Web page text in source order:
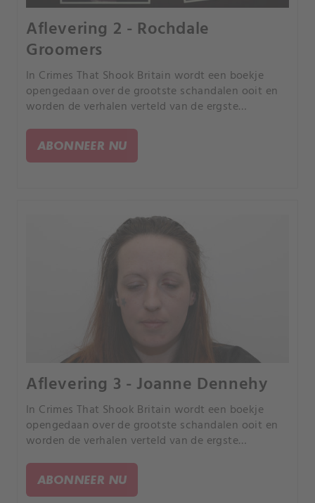
Aflevering 2 - Rochdale
Groomers
In Crimes That Shook Britain wordt een boekje
opengedaan over de grootste schandalen ooit en
worden de verhalen verteld van de ergste
de mensen die direct betrokken waren bij de
tragedies.
ABONNEER NU
Aflevering 3 - Joanne Dennehy
In Crimes That Shook Britain wordt een boekje
opengedaan over de grootste schandalen ooit en
worden de verhalen verteld van de ergste
de mensen die direct betrokken waren bij de
tragedies.
ABONNEER NU